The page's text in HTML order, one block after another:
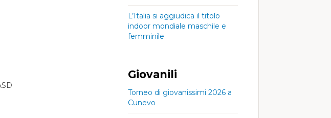
L’Italia si aggiudica il titolo
indoor mondiale maschile e
femminile
Giovanili
Torneo di giovanissimi 2026 a
Cunevo